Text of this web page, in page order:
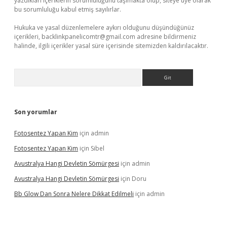
bu sorumluluğu kabul etmiş sayılırlar.
Hukuka ve yasal düzenlemelere aykırı olduğunu düşündüğünüz
içerikleri, backlinkpanelicomtr@gmail.com adresine bildirmeniz
halinde, ilgili içerikler yasal süre içerisinde sitemizden kaldırılacaktır.
Son yorumlar
Fotosentez Yapan Kim için admin
Fotosentez Yapan Kim için Sibel
Avustralya Hangi Devletin Sömürgesi için admin
Avustralya Hangi Devletin Sömürgesi için Doru
Bb Glow Dan Sonra Nelere Dikkat Edilmeli için admin